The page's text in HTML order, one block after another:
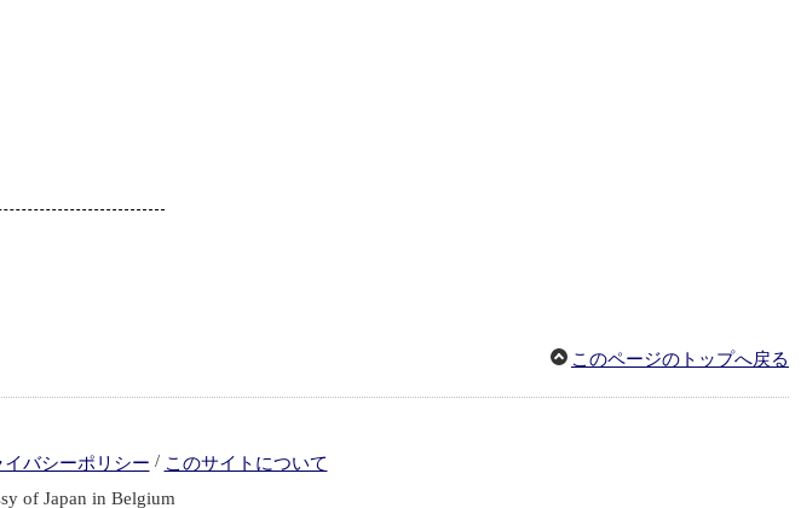
このページのトップへ戻る
イバシーポリシー / このサイトについて
of Japan in Belgium